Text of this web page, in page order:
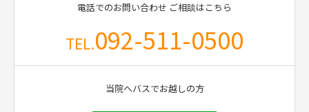
電話でのお問い合わせ ご相談はこちら
TEL.092-511-0500
当院へバスでお越しの方